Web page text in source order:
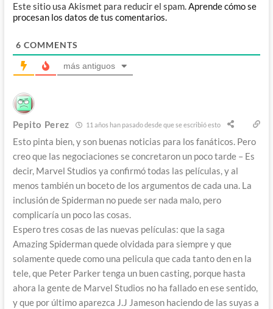
Este sitio usa Akismet para reducir el spam.Aprende cómo se
procesan los datos de tus comentarios.
6 COMMENTS
más antiguos
Pepito Perez 11 años han pasado desde que se escribió esto
Esto pinta bien, y son buenas noticias para los fanáticos. Pero
creo que las negociaciones se concretaron un poco tarde – Es
decir, Marvel Studios ya confirmó todas las películas, y al
menos también un boceto de los argumentos de cada una. La
inclusión de Spiderman no puede ser nada malo, pero
complicaría un poco las cosas.
Espero tres cosas de las nuevas películas: que la saga
Amazing Spiderman quede olvidada para siempre y que
solamente quede como una pelicula que cada tanto den en la
tele, que Peter Parker tenga un buen casting, porque hasta
ahora la gente de Marvel Studios no ha fallado en ese sentido,
y que por último aparezca J.J Jameson haciendo de las suyas a